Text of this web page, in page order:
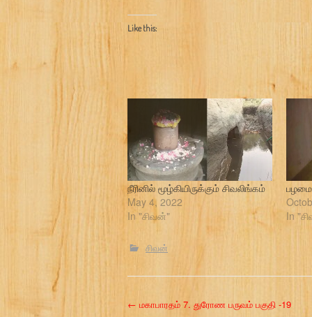
Like this:
நீரினில் மூழ்கியிருக்கும் சிவலிங்கம்
May 4, 2022
In "சிவன்"
In
சிவன்
← மகாபாரதம் 7. துரோண பருவம் பகுதி -19